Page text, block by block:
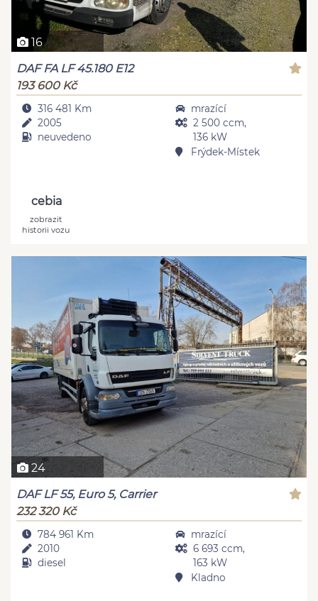
16
DAF FA LF 45.180 E12
193 600 Kč
316 481 Km
2005
neuvedeno
mrazící
2 500 ccm,
136 kW
Frýdek-Místek
cebia
zobrazit
historii vozu
24
DAF LF 55, Euro 5, Carrier
232 320 Kč
784 961 Km
2010
diesel
mrazící
6 693 ccm,
163 kW
Kladno